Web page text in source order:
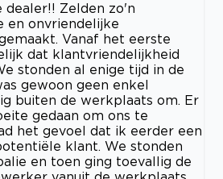
dealer!! Zelden zo'n
en onvriendelijke
Vanaf het eerste
dat klantvriendelijkheid
stonden al enige tijd in de
gewoon geen enkel
buiten de werkplaats om. Er
gedaan om ons te
het gevoel dat ik eerder een
klant. We stonden
en toen ging toevallig de